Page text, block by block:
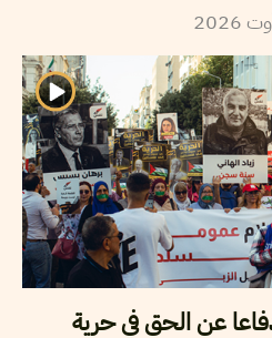
2026
عن الحق في حرية